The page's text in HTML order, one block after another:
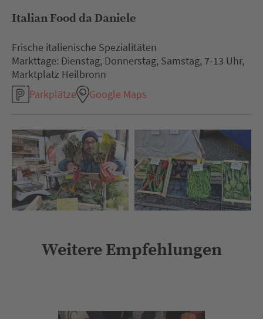
Italian Food da Daniele
Frische italienische Spezialitäten
Markttage: Dienstag, Donnerstag, Samstag, 7-13 Uhr,
Marktplatz Heilbronn
Parkplätze
Google Maps
Weitere Empfehlungen